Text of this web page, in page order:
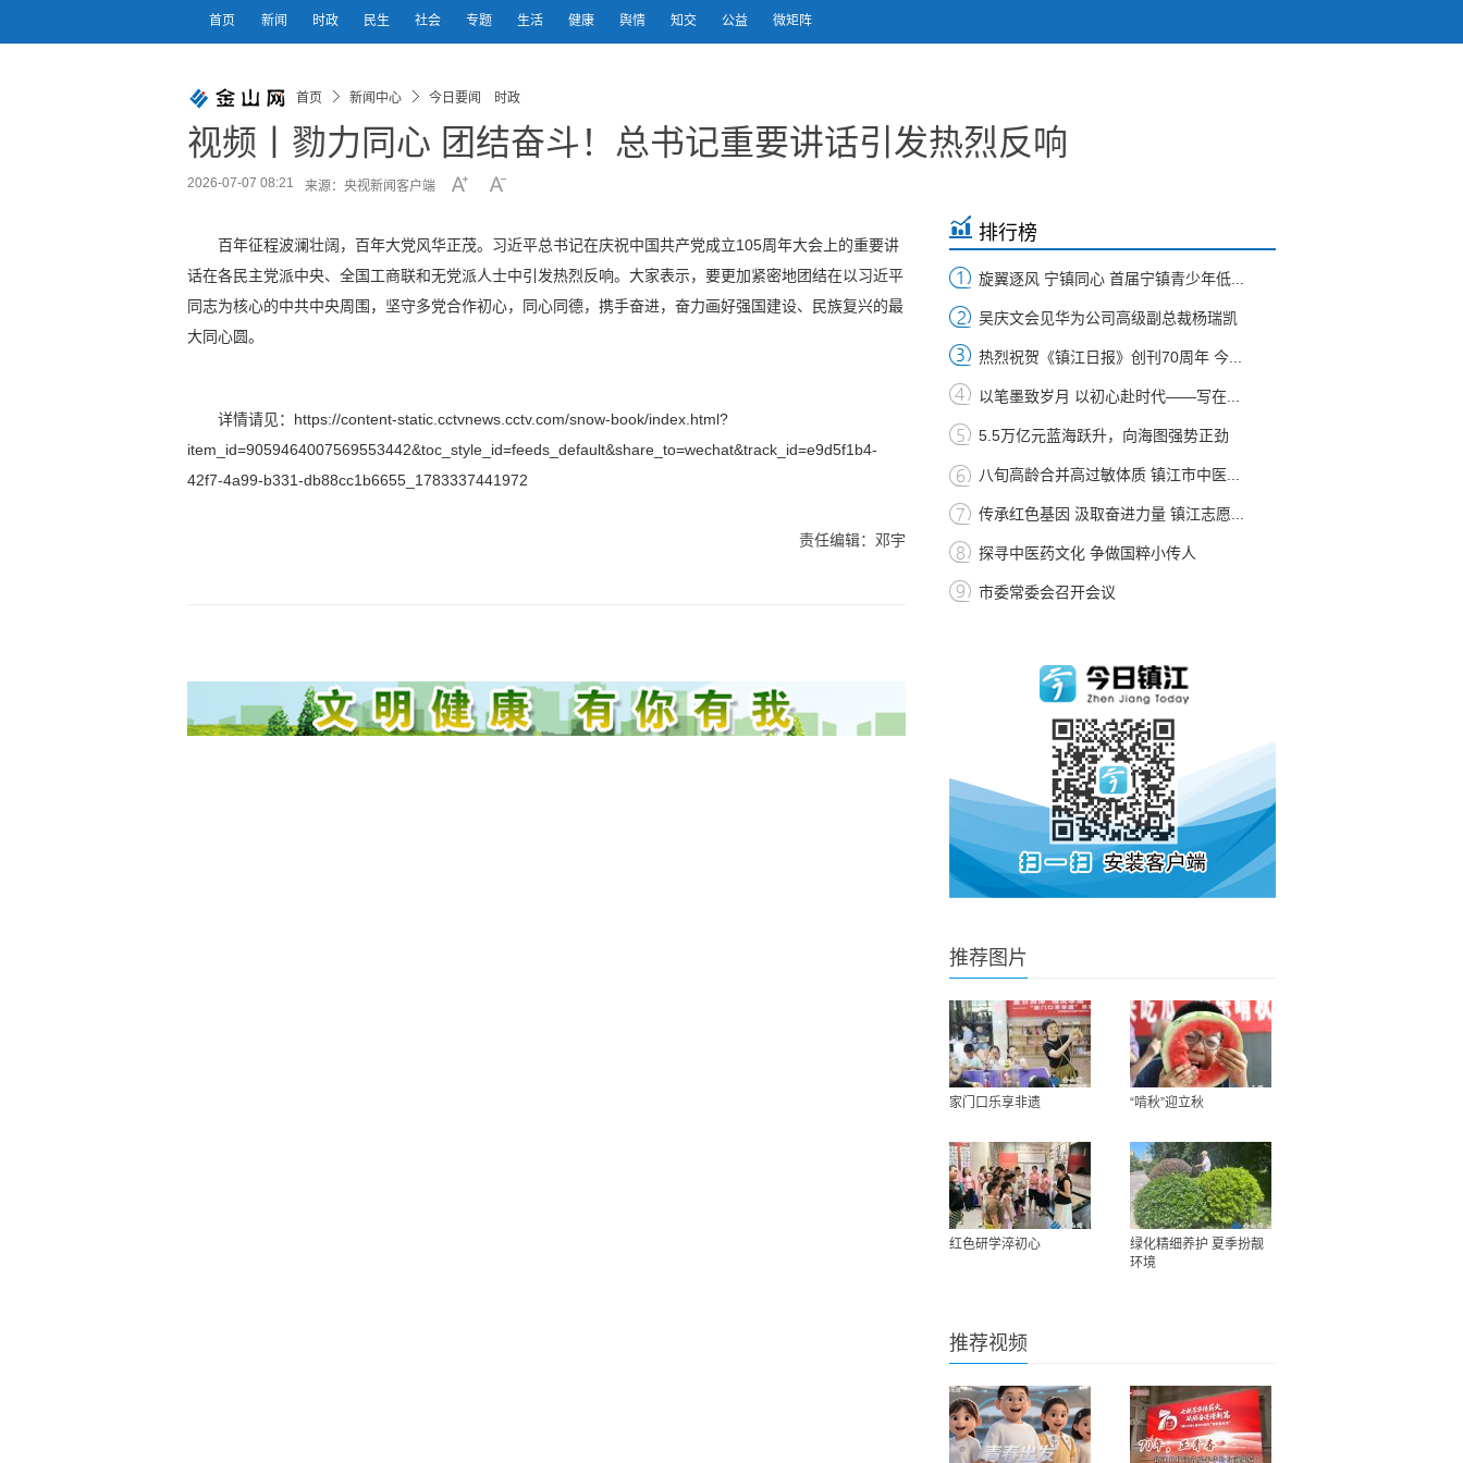
首页 新闻 时政 民生 社会 专题 生活 健康 舆情 知交 公益 微矩阵
首页 新闻中心 今日要闻 时政
视频丨勠力同心 团结奋斗！总书记重要讲话引发热烈反响
2026-07-07 08:21 来源：央视新闻客户端
百年征程波澜壮阔，百年大党风华正茂。习近平总书记在庆祝中国共产党成立105周年大会上的重要讲
话在各民主党派中央、全国工商联和无党派人士中引发热烈反响。大家表示，要更加紧密地团结在以习近平
同志为核心的中共中央周围，坚守多党合作初心，同心同德，携手奋进，奋力画好强国建设、民族复兴的最
大同心圆。
详情请见：https://content-static.cctvnews.cctv.com/snow-book/index.html?
item_id=9059464007569553442&toc_style_id=feeds_default&share_to=wechat&track_id=e9d5f1b4-
42f7-4a99-b331-db88cc1b6655_1783337441972
责任编辑：邓宇
排行榜
旋翼逐风 宁镇同心 首届宁镇青少年低...
吴庆文会见华为公司高级副总裁杨瑞凯
热烈祝贺《镇江日报》创刊70周年 今...
以笔墨致岁月 以初心赴时代——写在...
5.5万亿元蓝海跃升，向海图强势正劲
八旬高龄合并高过敏体质 镇江市中医...
传承红色基因 汲取奋进力量 镇江志愿...
探寻中医药文化 争做国粹小传人
市委常委会召开会议
推荐图片
家门口乐享非遗 “啃秋”迎立秋
红色研学淬初心
绿化精细养护 夏季扮靓
环境
推荐视频